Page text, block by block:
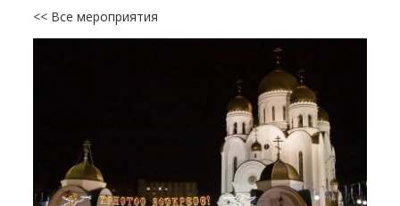
<< Все мероприятия